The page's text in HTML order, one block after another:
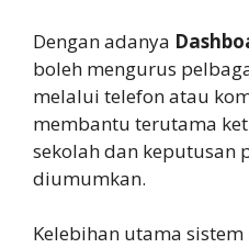
Dengan adanya
boleh mengurus
melalui telefon atau
membantu terutama
sekolah dan keputusan
diumumkan.
Kelebihan utama